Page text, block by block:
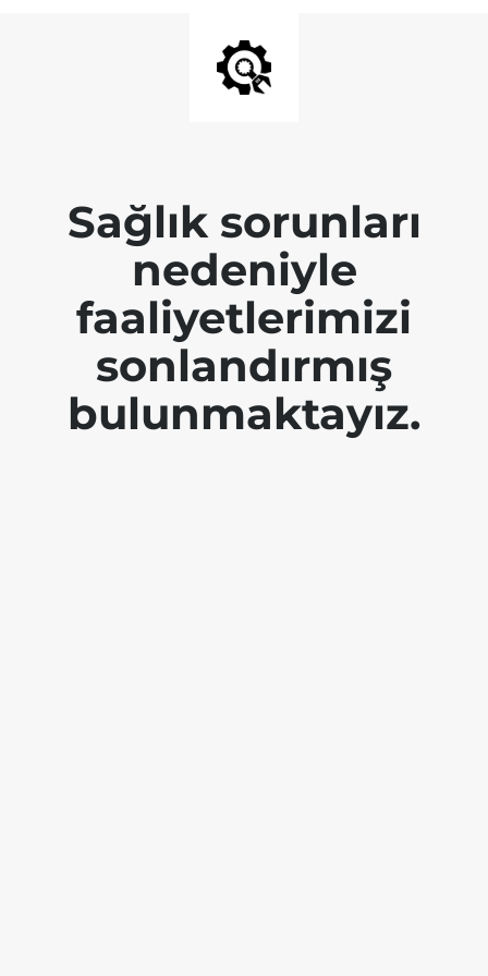
Sağlık sorunları
nedeniyle
faaliyetlerimizi
sonlandırmış
bulunmaktayız.